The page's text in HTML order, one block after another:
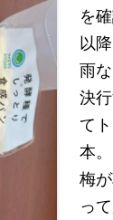
を
以
雨
決
て
本
梅
っ